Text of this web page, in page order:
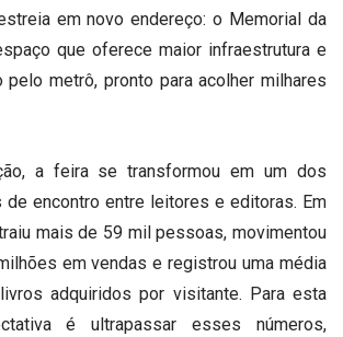
em novo endereço: o Memorial da
que oferece maior infraestrutura e
metrô, pronto para acolher milhares
a feira se transformou em um dos
encontro entre leitores e editoras. Em
mais de 59 mil pessoas, movimentou
em vendas e registrou uma média
adquiridos por visitante. Para esta
é ultrapassar esses números,